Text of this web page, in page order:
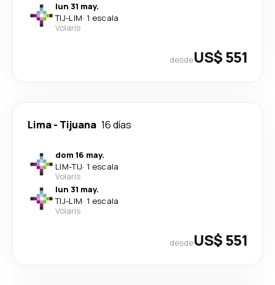
lun 31 may.
TIJ-LIM· 1 escala
Volaris
desdeUS$ 551
Lima- Tijuana 16 días
dom 16 may.
LIM-TIJ· 1 escala
Volaris
lun 31 may.
TIJ-LIM· 1 escala
Volaris
desdeUS$ 551